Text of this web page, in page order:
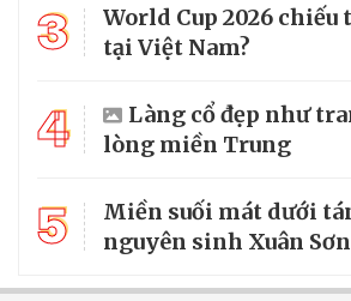
3
World Cup 2026
tại Việt Nam?
4
Làng cổ đẹp như
lòng miền Trung
5
Miền suối mát dưới
nguyên sinh Xuân Sơn